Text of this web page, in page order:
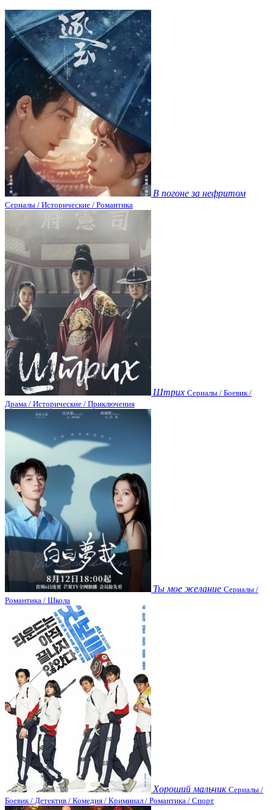
В погоне за нефритом
Сериалы / Исторические / Романтика
Штрих Сериалы / Боевик /
Драма / Исторические / Приключения
Ты мое желание Сериалы /
Романтика / Школа
Хороший мальчик Сериалы /
Боевик / Детектив / Комедия / Криминал / Романтика / Спорт